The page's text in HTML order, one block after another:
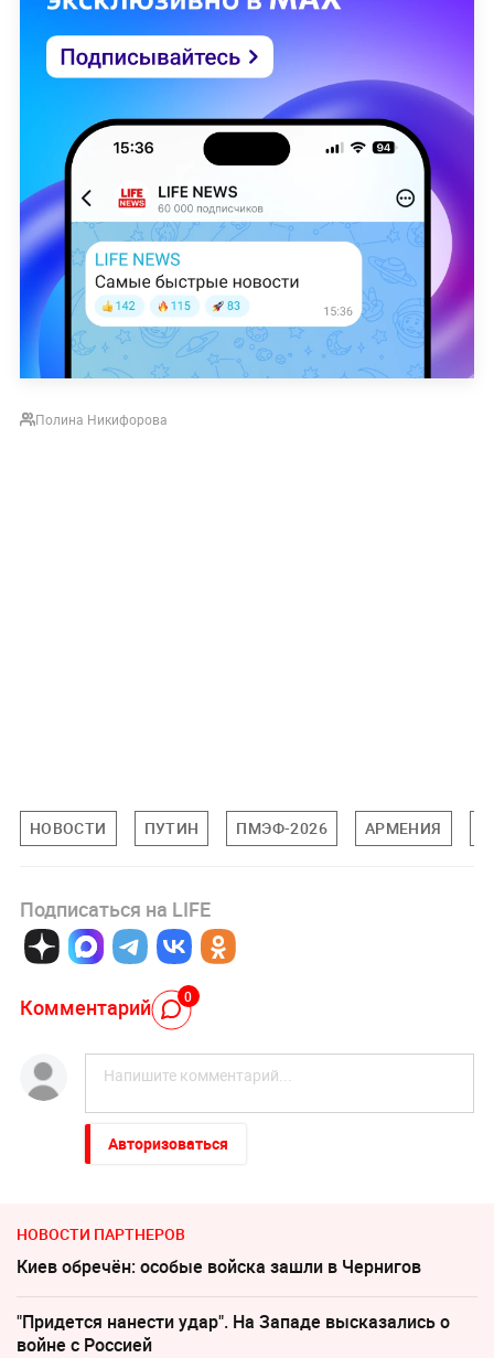
Полина Никифорова
НОВОСТИ ПУТИН ПМЭФ-2026 АРМЕНИЯ
Подписаться на LIFE
Комментарий 0
Авторизоваться
НОВОСТИ ПАРТНЕРОВ
Киев обречён: особые войска зашли в Чернигов
"Придется нанести удар". На Западе высказались о
войне с Россией